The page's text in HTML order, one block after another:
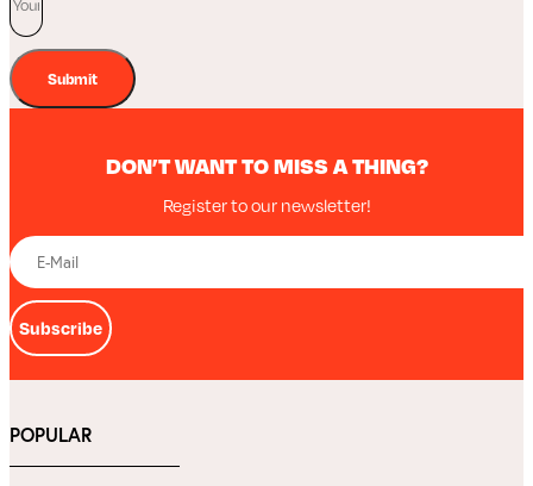
Submit
DON’T WANT TO MISS A THING?
Register to our newsletter!
Subscribe
POPULAR